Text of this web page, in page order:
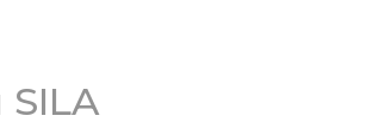
прочности и долговечности,
всей коллекции SILA позволяет